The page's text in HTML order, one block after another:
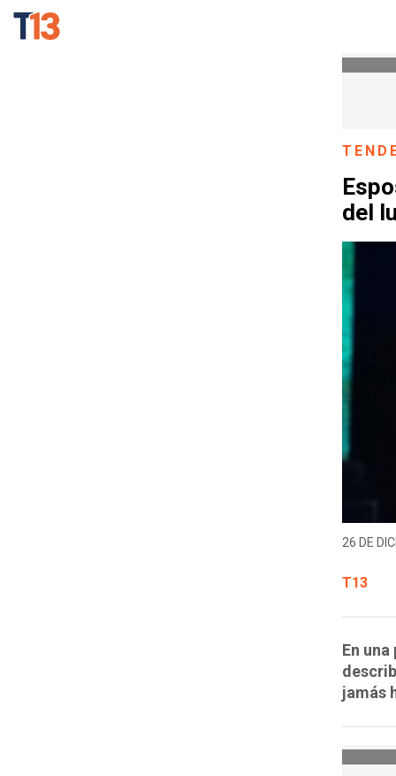
del
26 DE
T13
En
jamás